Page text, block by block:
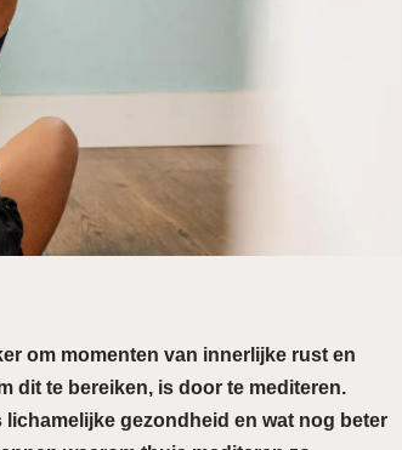
om momenten van innerlijke rust en
dit te bereiken, is door te mediteren.
gezondheid en wat nog beter